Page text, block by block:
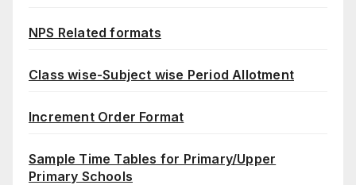
NPS Related formats
Class wise-Subject wise Period Allotment
Increment Order Format
Sample Time Tables for Primary/Upper
Primary Schools